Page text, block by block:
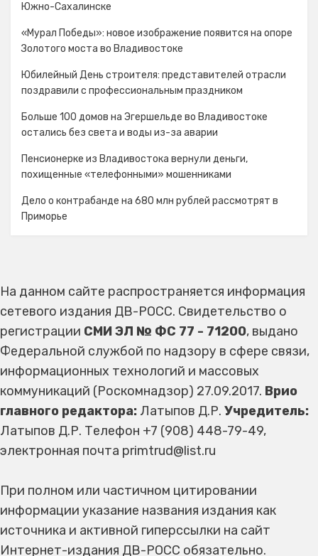
Южно-Сахалинске
«Мурал Победы»: новое изображение появится на опоре
Золотого моста во Владивостоке
Юбилейный День строителя: представителей отрасли
поздравили с профессиональным праздником
Больше 100 домов на Эгершельде во Владивостоке
остались без света и воды из-за аварии
Пенсионерке из Владивостока вернули деньги,
похищенные «телефонными» мошенниками
Дело о контрабанде на 680 млн рублей рассмотрят в
Приморье
На данном сайте распространяется информация
сетевого издания ДВ-РОСС. Свидетельство о
регистрации СМИ ЭЛ № ФС 77 - 71200, выдано
Федеральной службой по надзору в сфере связи,
информационных технологий и массовых
коммуникаций (Роскомнадзор) 27.09.2017. Врио
главного редактора: Латыпов Д.Р. Учредитель:
Латыпов Д.Р. Телефон +7 (908) 448-79-49,
электронная почта primtrud@list.ru
При полном или частичном цитировании
информации указание названия издания как
источника и активной гиперссылки на сайт
Интернет-издания ДВ-РОСС обязательно.